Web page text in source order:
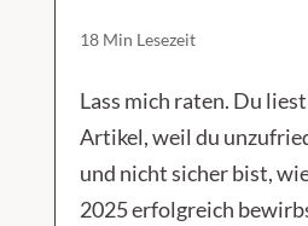
18 Min Lesezeit
Lass mich raten. Du
Artikel, weil du
und nicht sicher bist,
2025 erfolgreich